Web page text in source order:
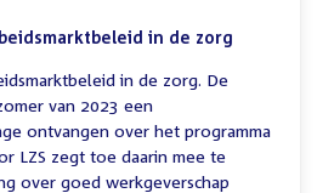
in de zorg
in de zorg. De
van 2023 een
ontvangen over het programma
LZS zegt toe daarin mee te
over goed werkgeverschap